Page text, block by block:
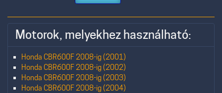
Motorok, melyekhez használható:
Honda CBR600F 2008-ig (2001)
Honda CBR600F 2008-ig (2002)
Honda CBR600F 2008-ig (2003)
Honda CBR600F 2008-ig (2004)